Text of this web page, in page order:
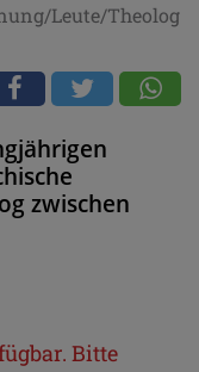
Leute/Theolog
zwischen
Bitte